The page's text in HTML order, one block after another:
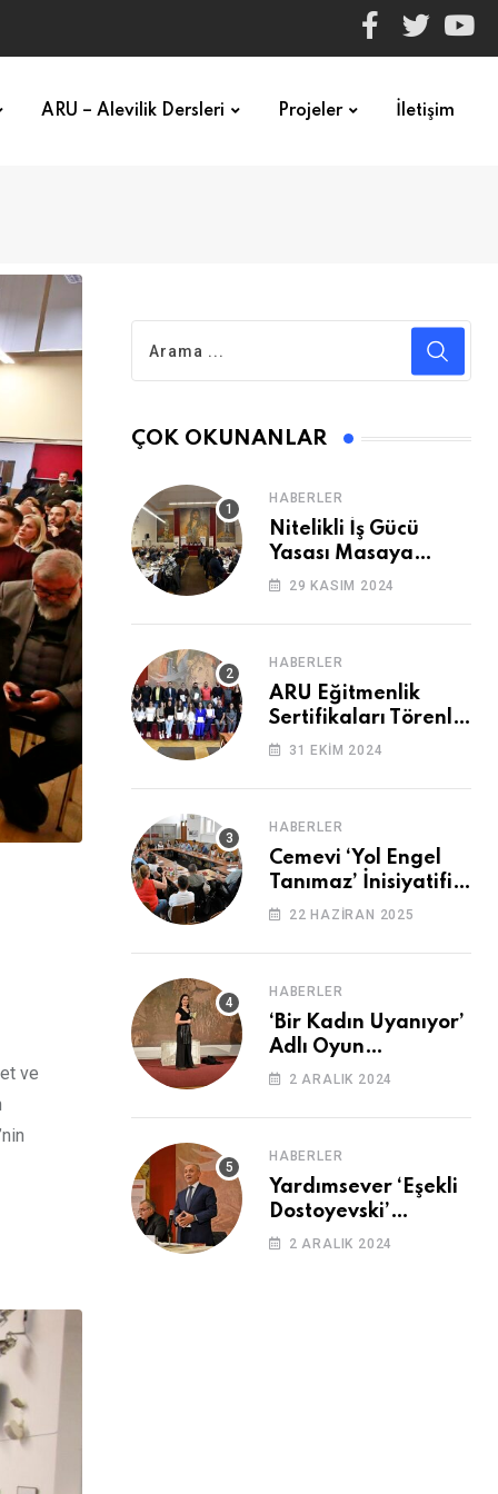
ARU – Alevilik Dersleri Projeler İletişim
ve
ÇOK OKUNANLAR
HABERLER
Nitelikli İş Gücü
Yasası Masaya
Yatırıldı
29 KASIM 2024
HABERLER
ARU Eğitmenlik
Sertifikaları Törenle
Alındı
31 EKIM 2024
HABERLER
Cemevi ‘Yol Engel
Tanımaz’ İnisiyatifi
2. Kez Buluştu
22 HAZIRAN 2025
HABERLER
‘Bir Kadın Uyanıyor’
Adlı Oyun
Cemevi’nde
2 ARALIK 2024
HABERLER
Yardımsever ‘Eşekli
Dostoyevski’
Cemevi’ndeydi
2 ARALIK 2024